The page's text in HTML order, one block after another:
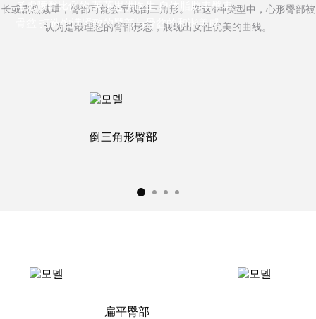
诊疗时间/来访路线
芙莱思消息
手术后注意事项
手术后记
模特手术后记
考虑腰臀比例的芙莱思洪医生 自体脂肪丰臀丰
打造饱满紧致的臀部与骨盆的和谐美感
长或剧烈减重，臀部可能会呈现倒三角形。
在这4种类型中，心形臀部被
认为是最理想的臀部形态，展现出女性优美的曲线。
倒三角形臀部
扁平臀部